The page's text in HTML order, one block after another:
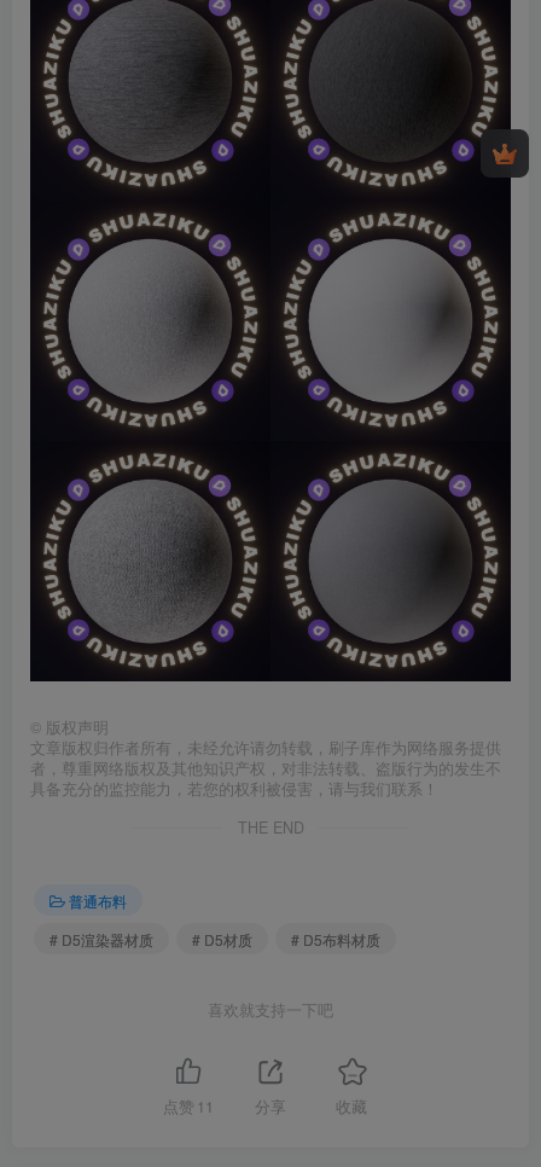
© 版权声明
文章版权归作者所有，未经允许请勿转载，刷子库作为网络服务提供
者，尊重网络版权及其他知识产权，对非法转载、盗版行为的发生不
具备充分的监控能力，若您的权利被侵害，请与我们联系！
THE END
普通布料
# D5渲染器材质
# D5材质 # D5布料材质
喜欢就支持一下吧
点赞 11 分享 收藏